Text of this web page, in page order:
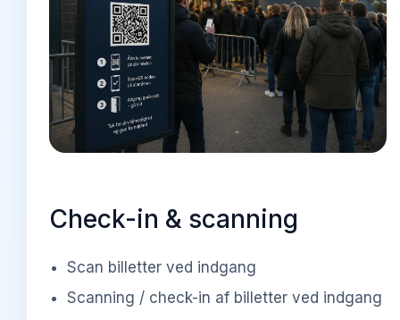
Check-in & scanning
Scan billetter ved indgang
Scanning / check-in af billetter ved indgang